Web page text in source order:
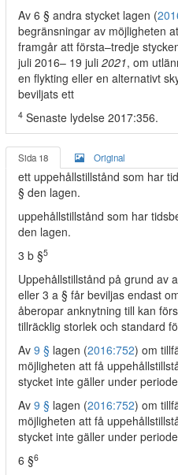
Av 6 § andra stycket lagen (
begränsningar av möjligheten
framgår att första–tredje
juli 2016– 19 juli 2021, om
en flykting eller en alternativt
beviljats ett
4 Senaste lydelse 2017:356.
Sida 18 Original
ett uppehållstillstånd som har
§ den lagen.
uppehållstillstånd som har
den lagen.
3 b §5
Uppehållstillstånd på grund av
eller 3 a § får beviljas endast
åberopar anknytning till kan
tillräcklig storlek och standard
Av 9 § lagen (2016:752) om
möjligheten att få
stycket inte gäller under
Av 9 § lagen (2016:752) om
möjligheten att få
stycket inte gäller under
6 §6